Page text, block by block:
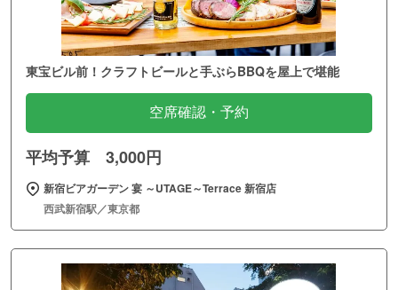
東宝ビル前！クラフトビールと手ぶらBBQを屋上で堪能
空席確認・予約
平均予算 3,000円
新宿ビアガーデン 宴 ～UTAGE～Terrace 新宿店
西武新宿駅／東京都